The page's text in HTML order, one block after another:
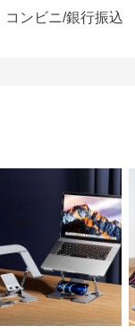
コンビニ/銀行振込